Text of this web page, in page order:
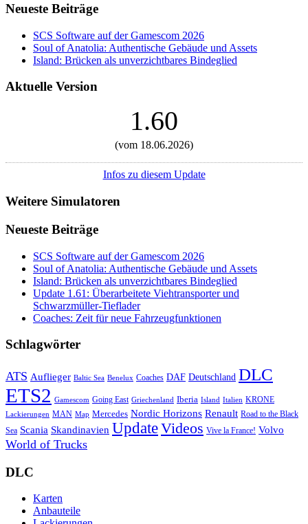
Neueste Beiträge
SCS Software auf der Gamescom 2026
Soul of Anatolia: Authentische Gebäude und Assets
Island: Brücken als unverzichtbares Bindeglied
Aktuelle Version
1.60
(vom 18.06.2026)
Infos zu diesem Update
Weitere Simulatoren
Neueste Beiträge
SCS Software auf der Gamescom 2026
Soul of Anatolia: Authentische Gebäude und Assets
Island: Brücken als unverzichtbares Bindeglied
Update 1.61: Überarbeitete Viehtransporter und
Schwarzmüller-Tieflader
Coaches: Zeit für neue Fahrzeugfunktionen
Schlagwörter
ATS Auflieger Baltic Sea Benelux Coaches DAF Deutschland DLC
ETS2 Gamescom Going East Griechenland Iberia Island Italien KRONE
Lackierungen MAN Map Mercedes Nordic Horizons Renault Road to the Black
Sea Scania Skandinavien UpdateVideos Vive la France! Volvo
World of Trucks
DLC
Karten
Anbauteile